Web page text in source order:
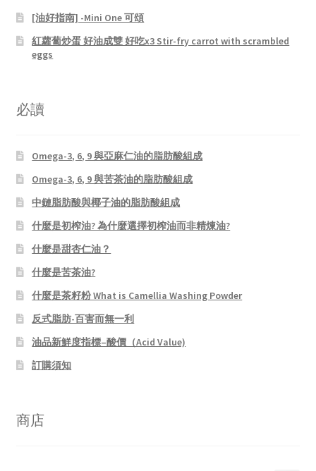
[油好指南] -Mini One 可頌
紅蘿蔔炒蛋 好油成雙 好吃x3 Stir-fry carrot with scrambled
eggs
必讀
Omega-3, 6, 9 與亞麻仁油的脂肪酸組成
Omega-3, 6, 9 與苦茶油的脂肪酸組成
中鏈脂肪酸與椰子油的脂肪酸組成
什麼是初榨油? 為什麼選擇初榨油而非精煉油?
什麼是甜杏仁油？
什麼是苦茶油?
什麼是茶籽粉 What is Camellia Washing Powder
反式脂肪-百害而無一利
油品新鮮度指標–酸價（Acid Value)
訂購須知
商店